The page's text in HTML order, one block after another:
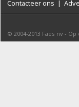
Contacteer ons |
© 2004-2013 Faes nv - Op